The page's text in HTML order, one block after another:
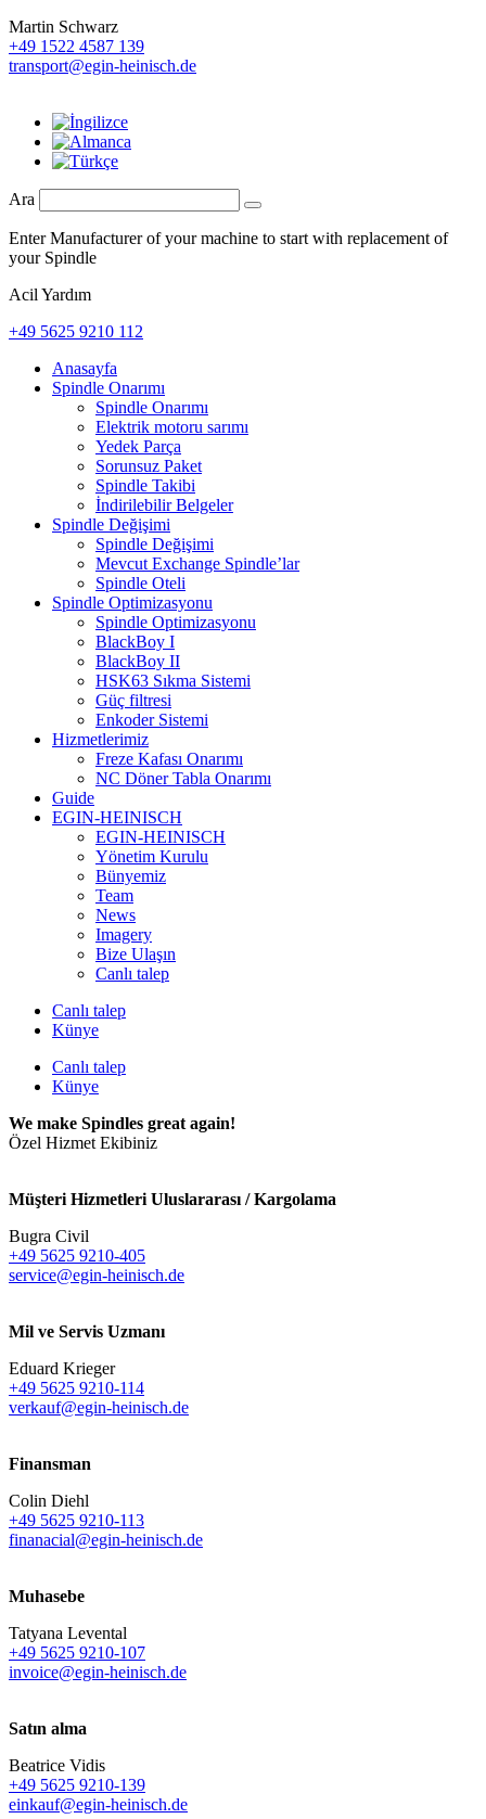
Martin Schwarz
+49 1522 4587 139
transport@egin-heinisch.de
Ara
Enter Manufacturer of your machine to start with replacement of
your Spindle
Acil Yardım
+49 5625 9210 112
Anasayfa
Spindle Onarımı
Spindle Onarımı
Elektrik motoru sarımı
Yedek Parça
Sorunsuz Paket
Spindle Takibi
İndirilebilir Belgeler
Spindle Değişimi
Spindle Değişimi
Mevcut Exchange Spindle’lar
Spindle Oteli
Spindle Optimizasyonu
Spindle Optimizasyonu
BlackBoy I
BlackBoy II
HSK63 Sıkma Sistemi
Güç filtresi
Enkoder Sistemi
Hizmetlerimiz
Freze Kafası Onarımı
NC Döner Tabla Onarımı
Guide
EGIN-HEINISCH
EGIN-HEINISCH
Yönetim Kurulu
Bünyemiz
Team
News
Imagery
Bize Ulaşın
Canlı talep
Canlı talep
Künye
Canlı talep
Künye
We make Spindles great again!
Özel Hizmet Ekibiniz
Müşteri Hizmetleri Uluslararası / Kargolama
Bugra Civil
+49 5625 9210-405
service@egin-heinisch.de
Mil ve Servis Uzmanı
Eduard Krieger
+49 5625 9210-114
verkauf@egin-heinisch.de
Finansman
Colin Diehl
+49 5625 9210-113
finanacial@egin-heinisch.de
Muhasebe
Tatyana Levental
+49 5625 9210-107
invoice@egin-heinisch.de
Satın alma
Beatrice Vidis
+49 5625 9210-139
einkauf@egin-heinisch.de